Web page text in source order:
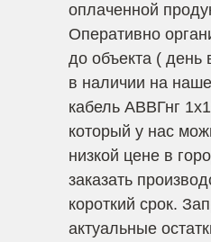
оплаченной
Оперативно
до объекта ( день
в наличии на
кабель АВВГнг
который у нас
низкой цене в
заказать
короткий срок.
актуальные